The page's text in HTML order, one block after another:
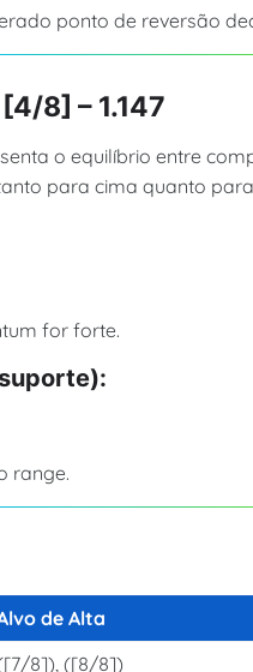
ponto de reversão
8] – 1.147
o equilíbrio entre
para cima quanto
for forte.
range.
de Alta
8]), ([8/8])